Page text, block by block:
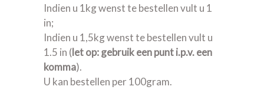
Indien u 1kg wenst te bestellen vult u 1
in;
Indien u 1,5kg wenst te bestellen vult u
1.5 in (let op: gebruik een punt i.p.v. een
komma).
U kan bestellen per 100gram.